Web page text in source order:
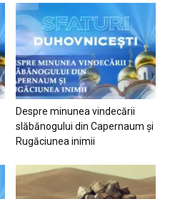
Despre minunea vindecării
slăbănogului din Capernaum și
Rugăciunea inimii